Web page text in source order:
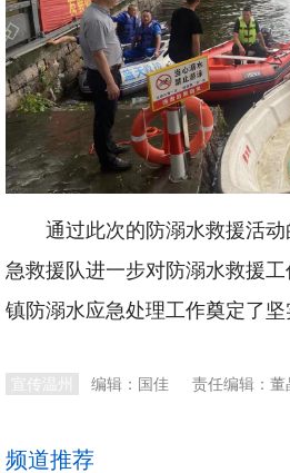
通过此次的防溺水救援活动
急救援队进一步对防溺水救援
镇防溺水应急处理工作奠定了坚
宣传温州 编辑：国佳 责任编辑：董
频道推荐